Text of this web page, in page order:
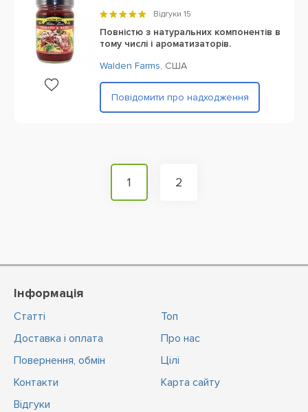
Відгуки 15
Повністю з натуральних компонентів в
тому числі і ароматизаторів.
Walden Farms, США
Повідомити про надходження
1 2
Інформація
Статті
Доставка і оплата
Повернення, обмін
Контакти
Відгуки
Топ
Про нас
Цiлi
Карта сайту